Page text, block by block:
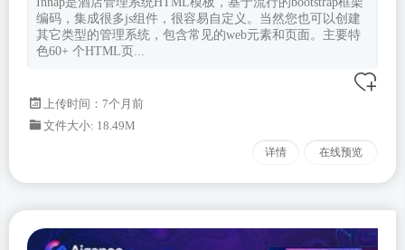
编码，集成很多js组件，很容易自定义。当然您也可以创建
其它类型的管理系统，包含常见的web元素和页面。主要特
色60+ 个HTML页...
上传时间：7个月前
文件大小: 18.49M
详情 在线预览